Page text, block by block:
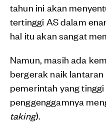
tahun ini akan
tertinggi AS dalam
hal itu akan sangat
Namun, masih ada
bergerak naik
pemerintah yang
penggenggamnya
taking).